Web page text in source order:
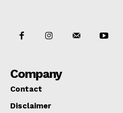
Company
Contact
Disclaimer